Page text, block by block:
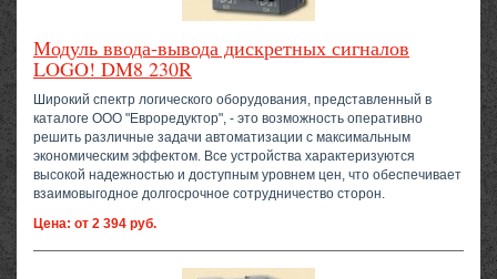
Модуль ввода-вывода дискретных сигналов
LOGO! DM8 230R
Широкий спектр логического оборудования, представленный в
каталоге ООО "Евроредуктор", - это возможность оперативно
решить различные задачи автоматизации с максимальным
экономическим эффектом. Все устройства характеризуются
высокой надежностью и доступным уровнем цен, что обеспечивает
взаимовыгодное долгосрочное сотрудничество сторон.
Цена: от 2 394 руб.